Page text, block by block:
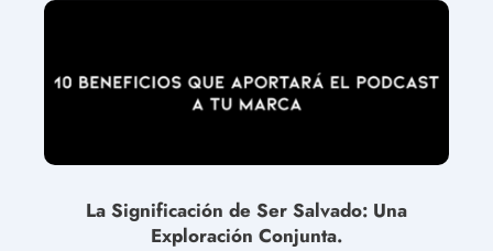
La Significación de Ser Salvado: Una
Exploración Conjunta.